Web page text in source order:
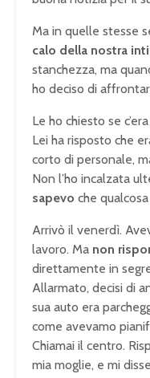
Ma in quelle stesse
calo della nostra
stanchezza, ma
ho deciso di
Le ho chiesto se
Lei ha risposto che
corto di personale,
Non l’ho incalzata
sapevo che
Arrivò il venerdì.
lavoro. Ma non
direttamente in
Allarmato, decisi di
sua auto era
come avevamo
Chiamai il centro.
mia moglie, e mi